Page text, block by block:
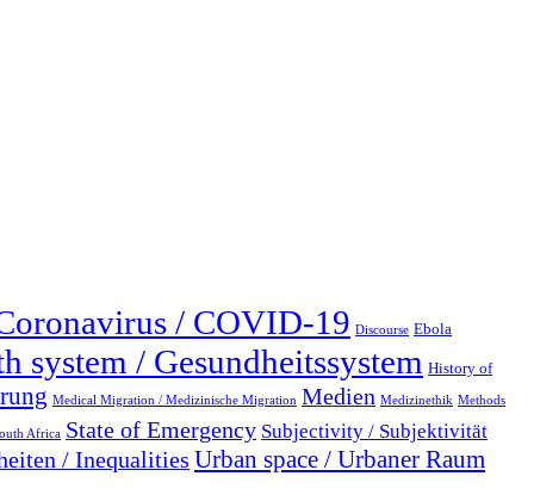
/ COVID-19 Discourse Ebola
system / Gesundheitssystem History of
Medical Migration / Medizinische Migration Medien Medizinethik Methods
Africa State of Emergency Subjectivity / Subjektivität
/ Inequalities Urban space / Urbaner Raum